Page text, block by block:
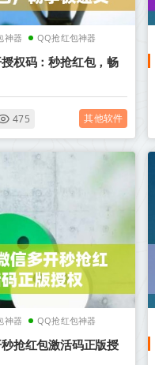
神器 QQ抢红包神器
权码：秒抢红包，畅
475 其他软件
神器 QQ抢红包神器
抢红包激活码正版授